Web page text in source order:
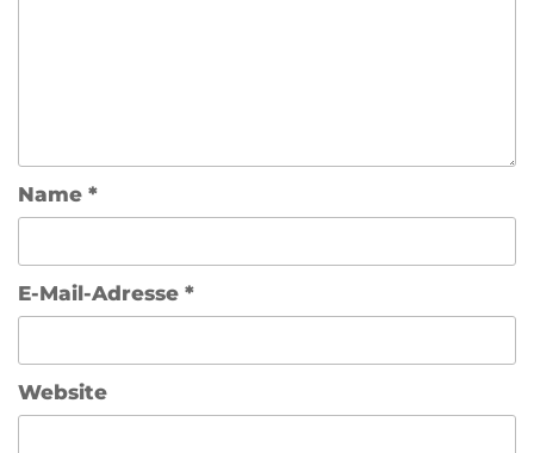
Name *
E-Mail-Adresse *
Website